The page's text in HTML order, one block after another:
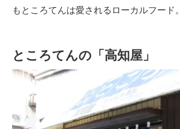
もところてんは愛されるローカルフード。
ところてんの「高知屋」